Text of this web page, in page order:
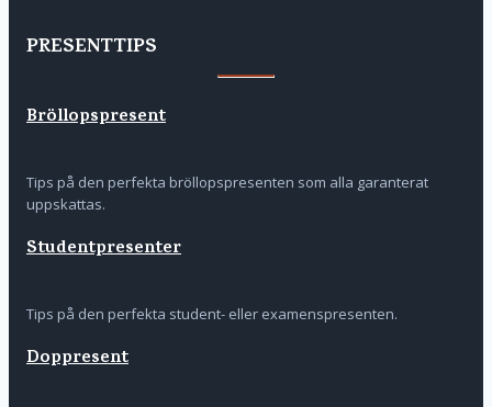
PRESENTTIPS
Bröllopspresent
Tips på den perfekta bröllopspresenten som alla garanterat
uppskattas.
Studentpresenter
Tips på den perfekta student- eller examenspresenten.
Doppresent